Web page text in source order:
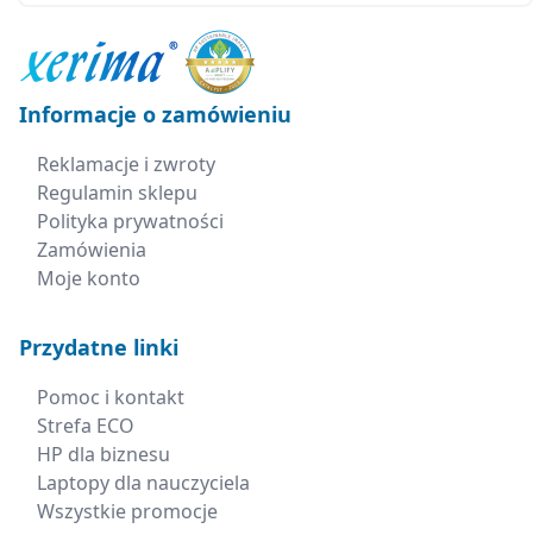
Informacje o zamówieniu
Reklamacje i zwroty
Regulamin sklepu
Polityka prywatności
Zamówienia
Moje konto
Przydatne linki
Pomoc i kontakt
Strefa ECO
HP dla biznesu
Laptopy dla nauczyciela
Wszystkie promocje